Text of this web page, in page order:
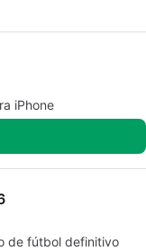
iPhone
de fútbol definitivo